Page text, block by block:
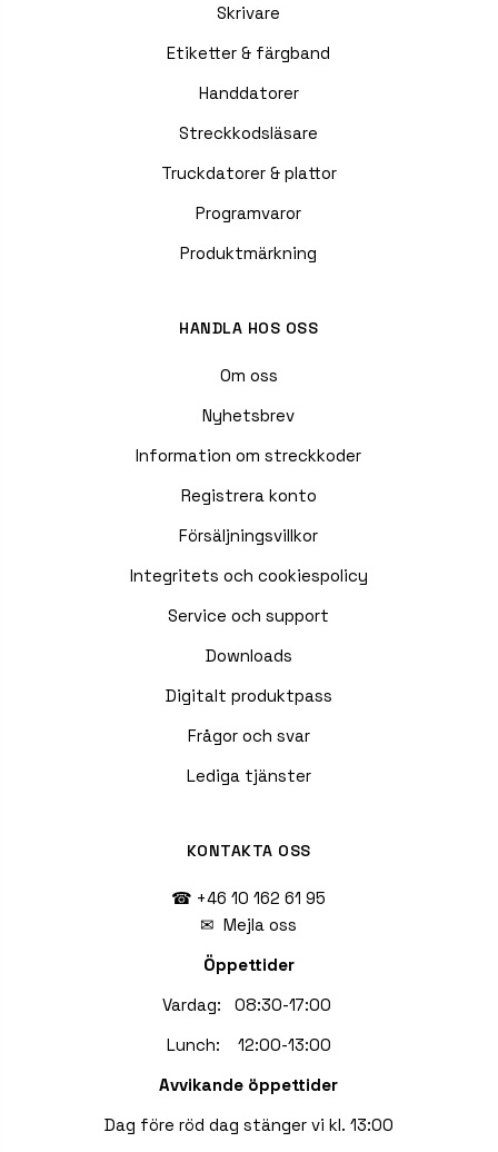
Skrivare
Etiketter & färgband
Handdatorer
Streckkodsläsare
Truckdatorer & plattor
Programvaror
Produktmärkning
HANDLA HOS OSS
Om oss
Nyhetsbrev
Information om streckkoder
Registrera konto
Försäljningsvillkor
Integritets och cookiespolicy
Service och support
Downloads
Digitalt produktpass
Frågor och svar
Lediga tjänster
KONTAKTA OSS
☎ +46 10 162 61 95
✉Mejla oss
Öppettider
Vardag: 08:30-17:00
Lunch: 12:00-13:00
Avvikande öppettider
Dag före röd dag stänger vi kl. 13:00